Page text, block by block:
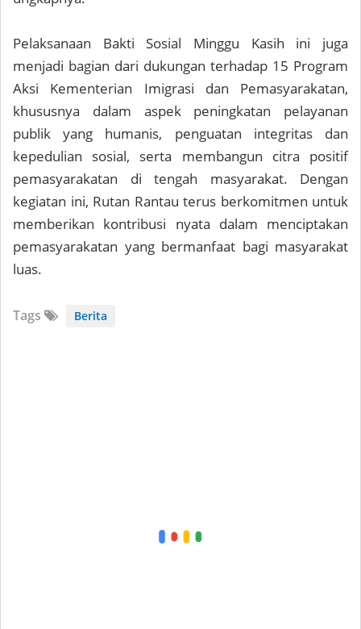
Pelaksanaan Bakti Sosial Minggu Kasih ini juga
menjadi bagian dari dukungan terhadap 15 Program
Aksi Kementerian Imigrasi dan Pemasyarakatan,
khususnya dalam aspek peningkatan pelayanan
publik yang humanis, penguatan integritas dan
kepedulian sosial, serta membangun citra positif
pemasyarakatan di tengah masyarakat. Dengan
kegiatan ini, Rutan Rantau terus berkomitmen untuk
memberikan kontribusi nyata dalam menciptakan
pemasyarakatan yang bermanfaat bagi masyarakat
luas.
Tags Berita